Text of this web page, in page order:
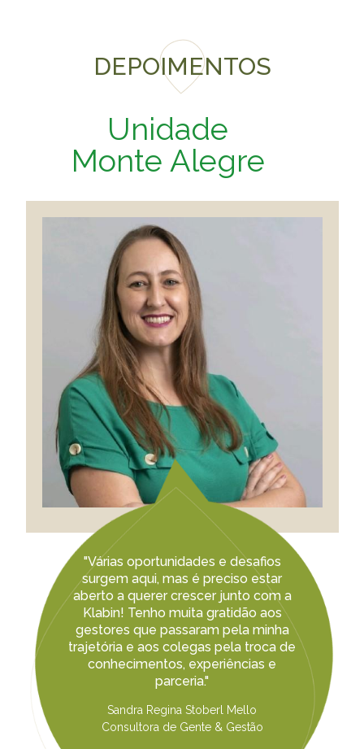
DEPOIMENTOS
Unidade
Monte Alegre
"Várias oportunidades e desafios
surgem aqui, mas é preciso estar
aberto a querer crescer junto com a
Klabin! Tenho muita gratidão aos
gestores que passaram pela minha
trajetória e aos colegas pela troca de
conhecimentos, experiências e
parceria."
Sandra Regina Stoberl Mello
Consultora de Gente & Gestão